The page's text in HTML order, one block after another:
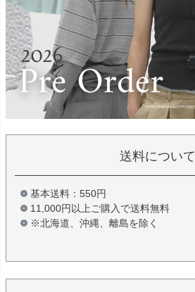
送料について
基本送料：550円
11,000円以上ご購入で送料無料
※北海道、沖縄、離島を除く